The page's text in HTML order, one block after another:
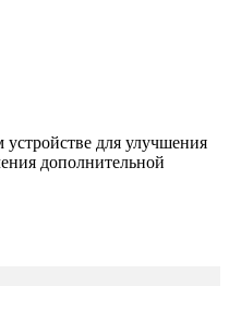
для улучшения
дополнительной